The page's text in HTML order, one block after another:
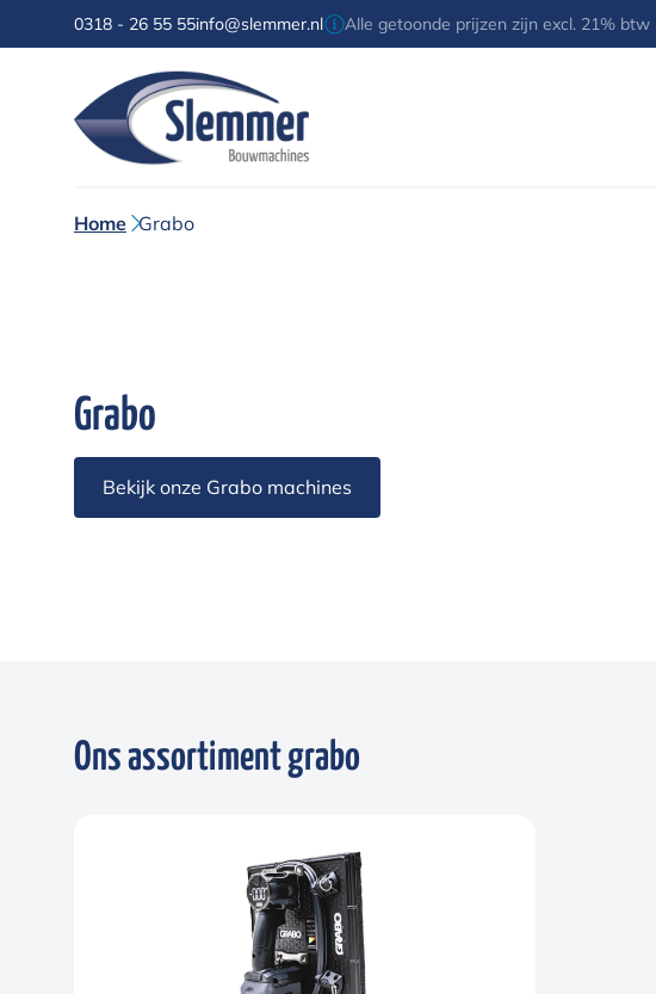
0318 - 26 55 55info@slemmer.nl Alle getoonde prijzen zijn excl. 21% btw
Home Grabo
Grabo
Bekijk onze Grabo machines
Ons assortiment grabo